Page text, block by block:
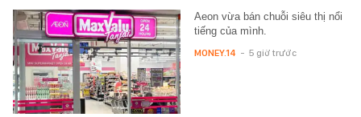
Aeon vừa bán chuỗi siêu thị nổi
tiếng của mình.
MONEY.14 - 5 giờ trước